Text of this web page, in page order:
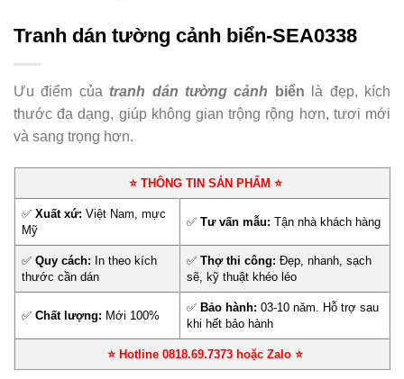
Tranh dán tường cảnh biển-SEA0338
Ưu điểm của tranh dán tường cảnh biển là đẹp, kích
thước đa dạng, giúp không gian trộng rộng hơn, tươi mới
và sang trọng hơn.
⭐ THÔNG TIN SẢN PHẨM ⭐
✅Xuất xứ: Việt Nam, mực
Mỹ
✅Tư vấn mẫu: Tận nhà khách hàng
✅Quy cách: In theo kích
thước cần dán
✅Thợ thi công: Đẹp, nhanh, sạch
sẽ, kỹ thuật khéo léo
✅Chất lượng: Mới 100%
✅ Bảo hành: 03-10 năm. Hỗ trợ sau
khi hết bảo hành
⭐ Hotline 0818.69.7373 hoặc Zalo ⭐